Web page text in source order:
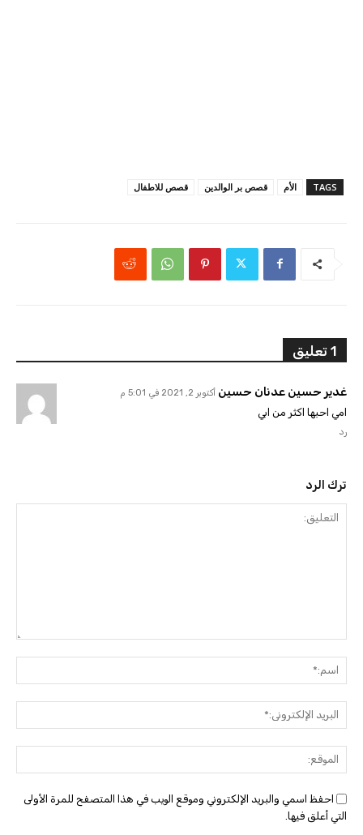
TAGS الأم قصص بر الوالدين قصص للاطفال
1 تعليق
غدير حسين عدنان حسين أكتوبر 2, 2021 في 5:01 م
امي احبها اكثر من ابي
رد
ترك الرد
احفظ اسمي والبريد الإلكتروني وموقع الويب في هذا المتصفح للمرة الأولى
التي أعلق فيها.